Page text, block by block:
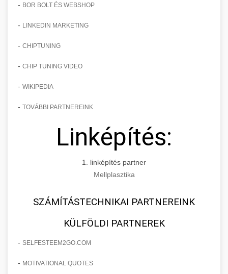
- BOR BOLT ÉS WEBSHOP
- LINKEDIN MARKETING
- CHIPTUNING
- CHIP TUNING VIDEO
- WIKIPEDIA
- TOVÁBBI PARTNEREINK
Linképítés:
1. linképítés partner
Mellplasztika
SZÁMÍTÁSTECHNIKAI PARTNEREINK
KÜLFÖLDI PARTNEREK
- SELFESTEEM2GO.COM
- MOTIVATIONAL QUOTES